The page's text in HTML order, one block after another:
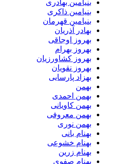
بنیامین بهادری
بنیامین ذاکری
بنیامین قهرمان
بهادر آذریان
بهروز اوجاقی
بهروز بهرام
بهروز کشاورزیان
بهروز نقویان
بهزاد پارسایی
بهمن
بهمن احمدی
بهمن کاویانی
بهمن معروفی
بهمن نوری
بهنام بانی
بهنام خشوعی
بهنام زرین
بهنام صفوی